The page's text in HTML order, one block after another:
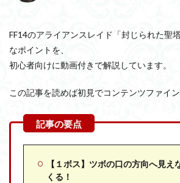
FF14のアライアンスレイド「封じられた聖
なポイントを、
初心者向けに動画付きで解説しています。
この記事を読めば初見でコンテンツファイン
【１ボス】ツボの口の方向へ見え
くる！